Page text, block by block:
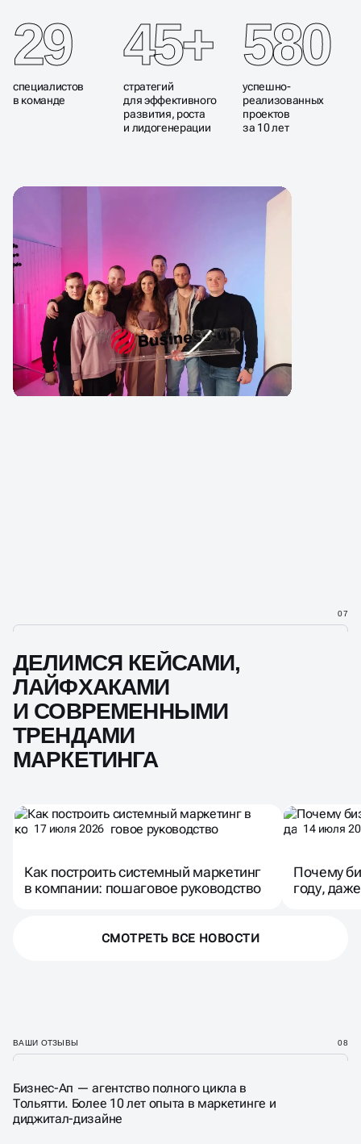
29
специалистов
в команде
45+
стратегий
для эффективного
развития, роста
и лидогенерации
580
успешно-
реализованных
проектов
за 10 лет
07
ДЕЛИМСЯ КЕЙСАМИ,
ЛАЙФХАКАМИ
И СОВРЕМЕННЫМИ
ТРЕНДАМИ
МАРКЕТИНГА
17 июля 2026
Как построить системный маркетинг
в компании: пошаговое руководство
14 июля
Почему
году,
СМОТРЕТЬ ВСЕ НОВОСТИ
ВАШИ ОТЗЫВЫ 08
Бизнес-Ап — агентство полного цикла в
Тольятти. Более 10 лет опыта в маркетинге и
диджитал-дизайне